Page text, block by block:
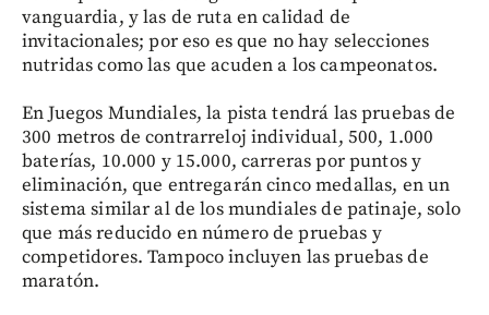
vanguardia, y las de ruta en calidad de
invitacionales; por eso es que no hay selecciones
nutridas como las que acuden a los campeonatos.
En Juegos Mundiales, la pista tendrá las pruebas de
300 metros de contrarreloj individual, 500, 1.000
baterías, 10.000 y 15.000, carreras por puntos y
eliminación, que entregarán cinco medallas, en un
sistema similar al de los mundiales de patinaje, solo
que más reducido en número de pruebas y
competidores. Tampoco incluyen las pruebas de
maratón.